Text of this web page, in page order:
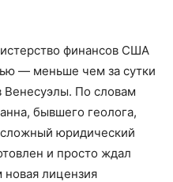
финансов США
— меньше чем за сутки
По словам
бывшего геолога,
сложный юридический
и просто ждал
лицензия